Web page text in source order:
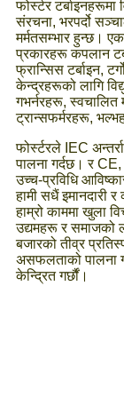
फोर्स्टर
संरचना, भरपर्दो
मर्मतसम्भार हुन्छ।
प्रकारहरू कपलान
फ्रान्सिस टर्बाइन,
केन्द्रहरूको लागि
गभर्नरहरू, स्वचालित
ट्रान्सफर्मरहरू,
फोर्स्टरले IEC
पालना गर्दछ। र
उच्च-प्रविधि
हामी सधैं इमानदारी र
हाम्रो काममा खुला
उद्यमहरू र समाजको
बजारको तीव्र
असफलताको पालना
केन्द्रित गर्छौं।